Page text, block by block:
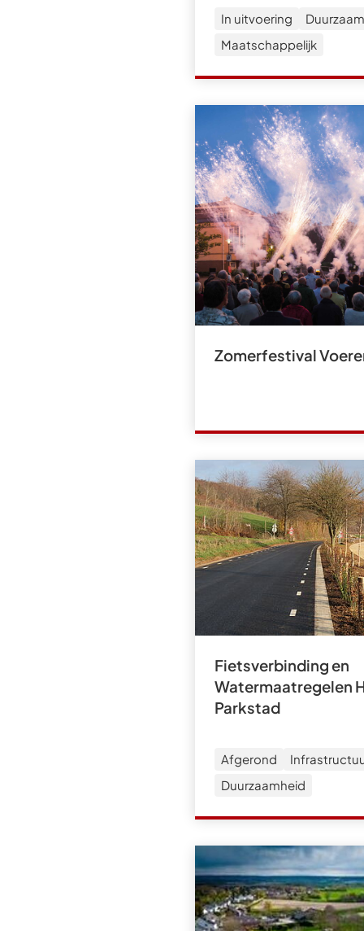
In uitvoering
Maatschappelijk
Zomerfestival
Fietsverbinding en
Watermaatregelen
Parkstad
Afgerond
Duurzaamheid